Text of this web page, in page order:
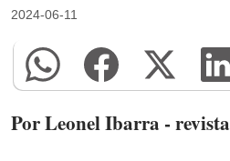
2024-06-11
Por Leonel Ibarra -